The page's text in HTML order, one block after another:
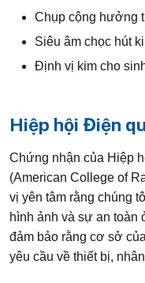
Chụp cộng hưởng
Siêu âm chọc hút
Định vị kim cho
Hiệp hội Điện
Chứng nhận của Hiệp
(American College of
vị yên tâm rằng chúng
hình ảnh và sự an toàn
đảm bảo rằng cơ sở
yêu cầu về thiết bị,